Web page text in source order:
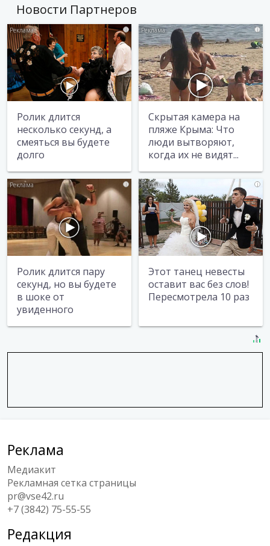
Новости Партнеров
i
Ролик длится
несколько секунд, а
смеяться вы будете
долго
i
Скрытая камера на
пляже Крыма: Что
люди вытворяют,
когда их не видят...
i
Ролик длится пару
секунд, но вы будете
в шоке от
увиденного
i
Этот танец невесты
оставит вас без слов!
Пересмотрела 10 раз
Реклама
Медиакит
Рекламная сетка страницы
pr@vse42.ru
+7 (3842) 75-55-55
Редакция